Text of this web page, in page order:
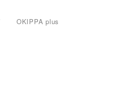
OKIPPA plus